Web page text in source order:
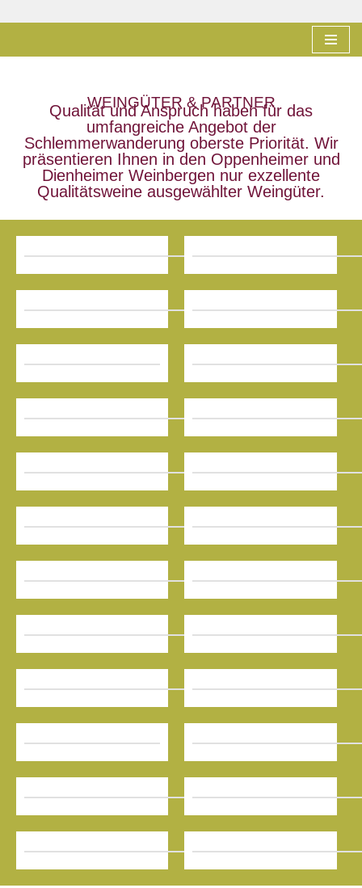
WEINGÜTER & PARTNER
Qualität und Anspruch haben für das
umfangreiche Angebot der
Schlemmerwanderung oberste Priorität. Wir
präsentieren Ihnen in den Oppenheimer und
Dienheimer Weinbergen nur exzellente
Qualitätsweine ausgewählter Weingüter.